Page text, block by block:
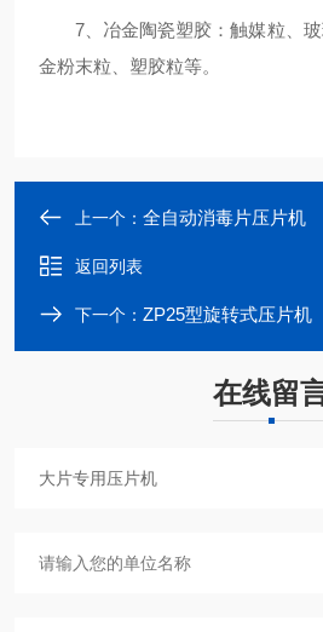
7、冶金陶瓷塑胶：触媒粒、玻
金粉末粒、塑胶粒等。
上一个： 全自动消毒片压片机
返回列表
下一个： ZP25型旋转式压片机
在线留